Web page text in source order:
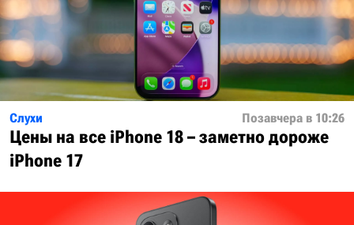
Слухи Позавчера в 10:26
Цены на все iPhone 18 – заметно дороже
iPhone 17